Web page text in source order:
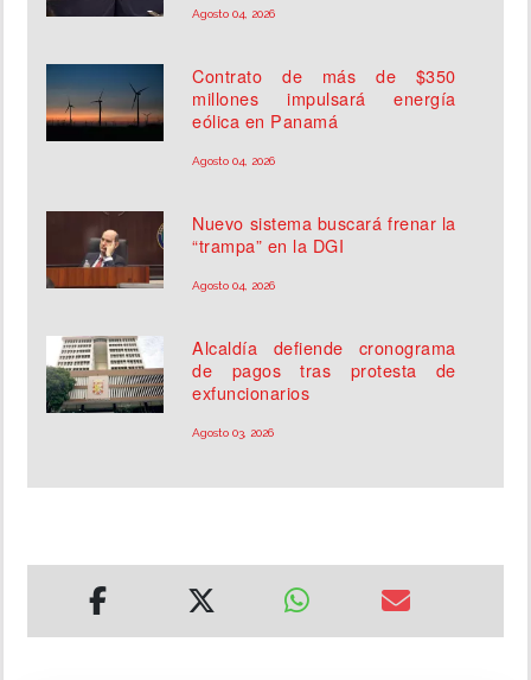
Agosto 04, 2026
Contrato de más de $350
millones impulsará energía
eólica en Panamá
Agosto 04, 2026
Nuevo sistema buscará frenar la
“trampa” en la DGI
Agosto 04, 2026
Alcaldía defiende cronograma
de pagos tras protesta de
exfuncionarios
Agosto 03, 2026